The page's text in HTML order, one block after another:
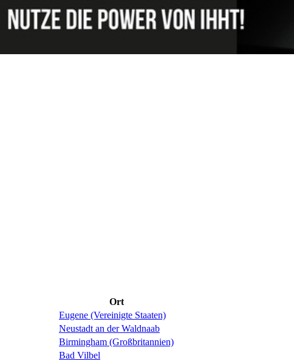
Ort
Eugene (Vereinigte Staaten)
Neustadt an der Waldnaab
Birmingham (Großbritannien)
Bad Vilbel